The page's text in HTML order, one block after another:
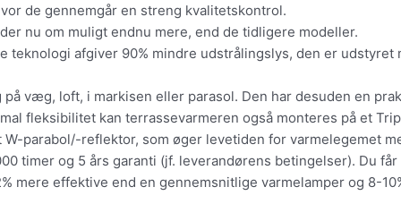
de gennemgår en streng kvalitetskontrol.
nu om muligt endnu mere, end de tidligere modeller.
teknologi afgiver 90% mindre udstrålingslys, den er
væg, loft, i markisen eller parasol. Den har desuden en
fleksibilitet kan terrassevarmeren også monteres på et
parabol/-reflektor, som øger levetiden for varmelegemet
timer og 5 års garanti (jf. leverandørens betingelser). Du
mere effektive end en gennemsnitlige varmelamper og 8-